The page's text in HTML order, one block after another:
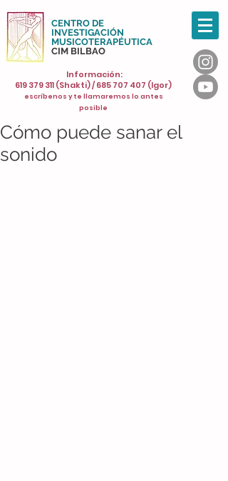
CENTRO DE
INVESTIGACIÓN
MUSICOTERAPÉUTICA
CIM BILBAO
Información:
619 379 311(Shakti) /685 707 407 (Igor)
escríbenos y te llamaremos lo antes
posible
Cómo puede sanar el
sonido